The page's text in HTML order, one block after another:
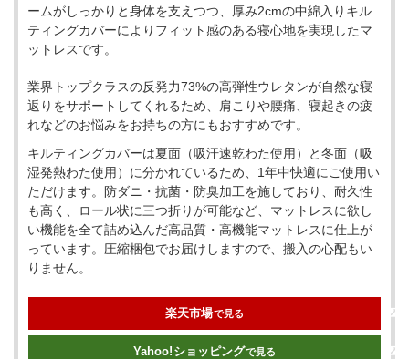
ームがしっかりと身体を支えつつ、厚み2cmの中綿入りキル
ティングカバーによりフィット感のある寝心地を実現したマ
ットレスです。
業界トップクラスの反発力73%の高弾性ウレタンが自然な寝
返りをサポートしてくれるため、肩こりや腰痛、寝起きの疲
れなどのお悩みをお持ちの方にもおすすめです。
キルティングカバーは夏面（吸汗速乾わた使用）と冬面（吸
湿発熱わた使用）に分かれているため、1年中快適にご使用い
ただけます。防ダニ・抗菌・防臭加工を施しており、耐久性
も高く、ロール状に三つ折りが可能など、マットレスに欲し
い機能を全て詰め込んだ高品質・高機能マットレスに仕上が
っています。圧縮梱包でお届けしますので、搬入の心配もい
りません。
楽天市場で見る
Yahoo! ショッピングで見る